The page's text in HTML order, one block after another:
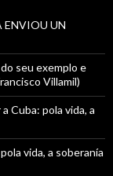
ENVIOU UN
seu exemplo e
Villamil)
Cuba: pola vida, a
vida, a soberanía